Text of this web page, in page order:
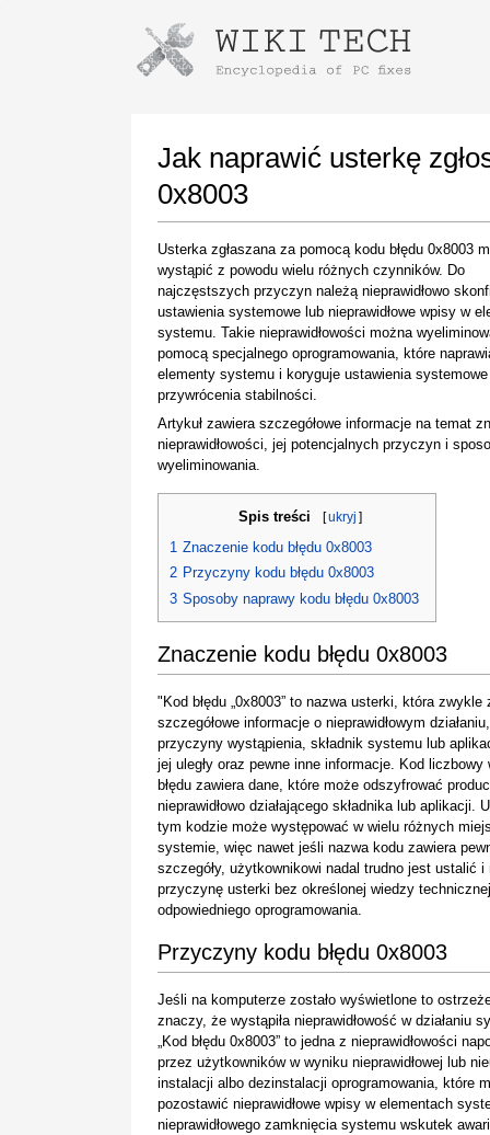
Jak naprawić usterkę
0x8003
Usterka zgłaszana za pomocą kodu błędu 0x8003
wystąpić z powodu wielu różnych czynników. Do
najczęstszych przyczyn należą nieprawidłowo
ustawienia systemowe lub nieprawidłowe wpisy w
systemu. Takie nieprawidłowości można
pomocą specjalnego oprogramowania, które
elementy systemu i koryguje ustawienia
przywrócenia stabilności.
Artykuł zawiera szczegółowe informacje na temat
nieprawidłowości, jej potencjalnych przyczyn i
wyeliminowania.
Spis treści [ukryj ]
1 Znaczenie kodu błędu 0x8003
2 Przyczyny kodu błędu 0x8003
3 Sposoby naprawy kodu błędu 0x8003
Znaczenie kodu błędu 0x8003
"Kod błędu „0x8003” to nazwa usterki, która zwykle
szczegółowe informacje o nieprawidłowym
przyczyny wystąpienia, składnik systemu lub
jej uległy oraz pewne inne informacje. Kod liczbowy
błędu zawiera dane, które może odszyfrować
nieprawidłowo działającego składnika lub aplikacji.
tym kodzie może występować w wielu różnych
systemie, więc nawet jeśli nazwa kodu zawiera
szczegóły, użytkownikowi nadal trudno jest ustalić i
przyczynę usterki bez określonej wiedzy
odpowiedniego oprogramowania.
Przyczyny kodu błędu 0x8003
Jeśli na komputerze zostało wyświetlone to
znaczy, że wystąpiła nieprawidłowość w działaniu
„Kod błędu 0x8003” to jedna z nieprawidłowości
przez użytkowników w wyniku nieprawidłowej lub
instalacji albo dezinstalacji oprogramowania, które
pozostawić nieprawidłowe wpisy w elementach
nieprawidłowego zamknięcia systemu wskutek
Instructions for downloading using
Once the download is complete, click on the
downloaded file link